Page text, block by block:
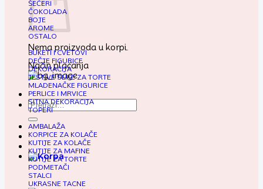
Nema proizvoda u korpi.
Način plaćanja
Pretraga
za:
ŠEĆERI
ČOKOLADA
BOJE
AROME
OSTALO
BUKETI I CVETOVI
DEČJE FIGURICE
DEKORACIJA
JESTIVE SLIKE ZA TORTE
MLADENAČKE FIGURICE
PERLICE I MRVICE
SITNA DEKORACIJA
TOPERI
AMBALAŽA
KORPICE ZA KOLAČE
KUTIJE ZA KOLAČE
KUTIJE ZA MAFINE
KUTIJE ZA TORTE
PODMETAČI
STALCI
UKRASNE TACNE